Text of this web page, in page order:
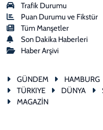
Trafik Durumu
Puan Durumu ve Fikstür
Tüm Manşetler
Son Dakika Haberleri
Haber Arşivi
GÜNDEM HAMBURG
TÜRKIYE
DÜNYA
MAGAZİN